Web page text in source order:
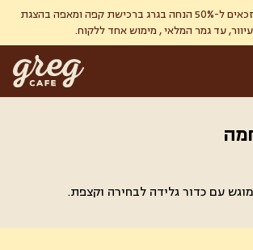
לקויי ראייה ועיוורים זכאים ל-50% הנחה בגרג ברכישת קפה ומאפה בהצגת
עד גמר המלאי , מימוש אחד ללקוח.
עם כדור גלידה לבחירה וקצפת.